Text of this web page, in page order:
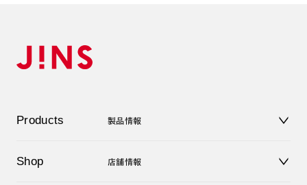
Products 製品情報
サングラス
Shop 店舗情報